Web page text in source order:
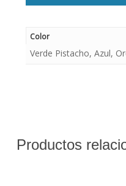
Color
Verde Pistacho, Azul,
Productos